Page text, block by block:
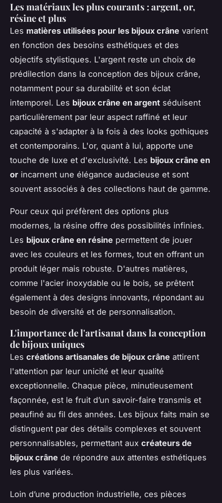
Les matériaux les plus courants : argent, or,
résine et plus
Les matières utilisées pour les bijoux crâne varient
en fonction des besoins esthétiques et des
objectifs stylistiques. L'argent reste un choix de
prédilection dans la conception des bijoux crâne,
notamment pour sa durabilité et son éclat
intemporel. Les bijoux crâne en argent séduisent
particulièrement par leur aspect raffiné et leur
capacité à s'adapter à la fois à des looks gothiques
et contemporains. L'or, quant à lui, apporte une
touche de luxe et d'exclusivité. Les bijoux crâne en
or incarnent une élégance audacieuse et sont
souvent associés à des collections haut de gamme.
Pour ceux qui préfèrent des options plus
modernes, la résine offre des possibilités infinies.
Les bijoux crâne en résine permettent de jouer
avec les couleurs et les formes, tout en offrant un
produit léger mais robuste. D'autres matières,
comme l'acier inoxydable ou le bois, se prêtent
également à des designs innovants, répondant au
besoin de diversité et de personnalisation.
L'importance de l'artisanat dans la conception
de bijoux uniques
Les créations artisanales de bijoux crâne attirent
l'attention par leur unicité et leur qualité
exceptionnelle. Chaque pièce, minutieusement
façonnée, est le fruit d’un savoir-faire transmis et
peaufiné au fil des années. Les bijoux faits main se
distinguent par des détails complexes et souvent
personnalisables, permettant aux créateurs de
bijoux crâne de répondre aux attentes esthétiques
les plus variées.
Loin d’une production industrielle, ces pièces